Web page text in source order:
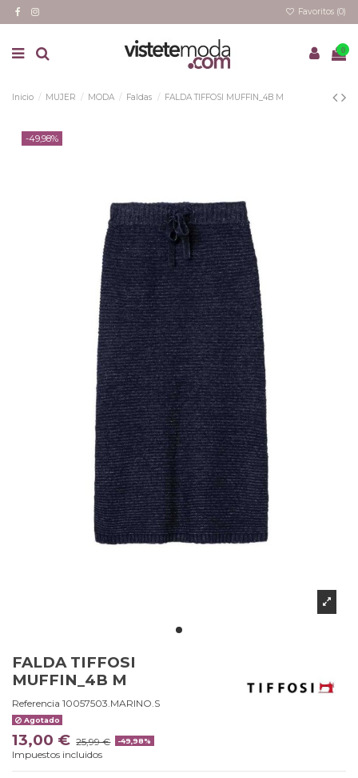
Favoritos (0)
0
Inicio MUJER MODA Faldas FALDA TIFFOSI MUFFIN_4B M
-49,98%
FALDA TIFFOSI
MUFFIN_4B M
Referencia 10057503.MARINO.S
Agotado
13,00 € 25,99 € -49,98%
Impuestos incluidos